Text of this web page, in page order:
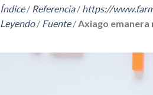
Índice/ Referencia/ https://
Leyendo/ Fuente/ Axiago